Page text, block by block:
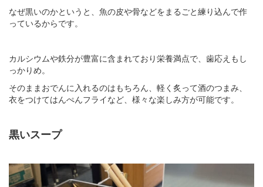
なぜ黒いのかというと、魚の皮や骨などをまるごと練り込んで作
っているからです。
カルシウムや鉄分が豊富に含まれており栄養満点で、歯応えもし
っかりめ。
そのままおでんに入れるのはもちろん、軽く炙って酒のつまみ、
衣をつけてはんぺんフライなど、様々な楽しみ方が可能です。
黒いスープ